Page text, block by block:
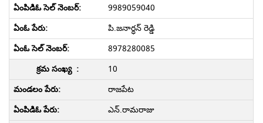
9989059040
పి.జనార్ధన్ రెడ్డి
8978280085
10
రాజపేట
ఎన్.రామరాజు